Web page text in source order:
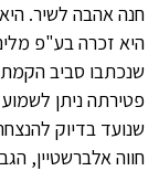
היא זכרה בע"פ
שנכתבו סביב
פטירתה ניתן
שנועד בדיוק
חווה אלברשטיין,